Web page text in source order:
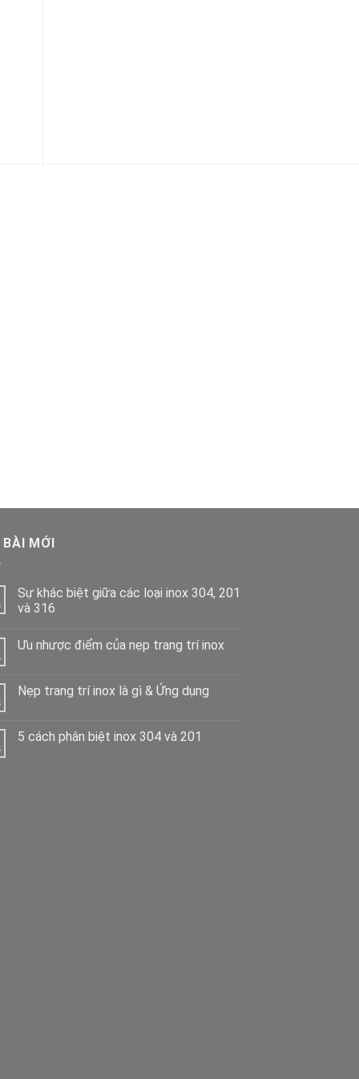
MỚI
Sự khác biệt giữa các loại inox 304, 201
và 316
Ưu nhược điểm của nẹp trang trí inox
Nẹp trang trí inox là gì & Ứng dụng
5 cách phân biệt inox 304 và 201